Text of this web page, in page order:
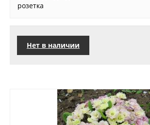
розетка
Нет в наличии